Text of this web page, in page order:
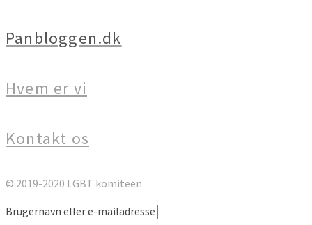
Panbloggen.dk
Hvem er vi
Kontakt os
© 2019-2020 LGBT komiteen
Brugernavn eller e-mailadresse